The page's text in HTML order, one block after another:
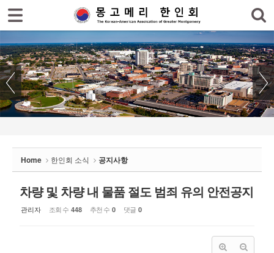
Home 한인회 소식 공지사항
차량 및 차량 내 물품 절도 범죄 유의 안전공지
관리자 조회 수 448 추천 수 0 댓글 0
로그인 회원가입
한인회
한인회 소식
- 공지사항
- 몽고메리 한인회 이모저모
- 사진으로 보는 한인회
- 애틀랜타 총영사관 소식
Sketchbook5, 스케치북5
Sketchbook5, 스케치북5